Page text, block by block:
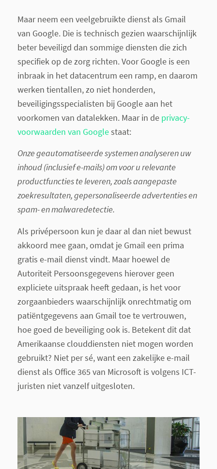
Maar neem een veelgebruikte dienst als Gmail
van Google. Die is technisch gezien waarschijnlijk
beter beveiligd dan sommige diensten die zich
specifiek op de zorg richten. Voor Google is een
inbraak in het datacentrum een ramp, en daarom
werken tientallen, zo niet honderden,
beveiligingsspecialisten bij Google aan het
voorkomen van datalekken. Maar in de privacy-
voorwaarden van Googlestaat:
Onze geautomatiseerde systemen analyseren uw
inhoud (inclusief e-mails) om voor u relevante
productfuncties te leveren, zoals aangepaste
zoekresultaten, gepersonaliseerde advertenties en
spam- en malwaredetectie.
Als privépersoon kun je daar al dan niet bewust
akkoord mee gaan, omdat je Gmail een prima
gratis e-mail dienst vindt. Maar hoewel de
Autoriteit Persoonsgegevens hierover geen
expliciete uitspraak heeft gedaan, is het voor
zorgaanbieders waarschijnlijk onrechtmatig om
patiëntgegevens aan Gmail toe te vertrouwen,
hoe goed de beveiliging ook is. Betekent dit dat
Amerikaanse clouddiensten niet mogen worden
gebruikt? Niet per sé, want een zakelijke e-mail
dienst als Office 365 van Microsoft is volgens ICT-
juristen niet vanzelf uitgesloten.